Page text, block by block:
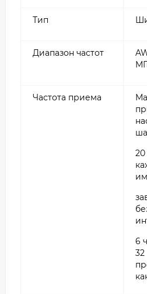
Тип
Диапазон частот
Частота приема
20
6
32